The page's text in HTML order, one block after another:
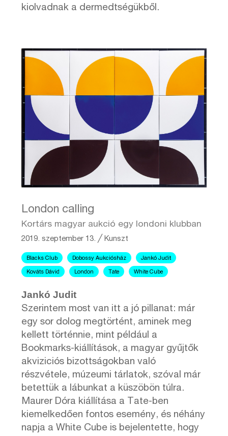
kiolvadnak a dermedtségükből.
London calling
Kortárs magyar aukció egy londoni klubban
2019. szeptember 13. ╱Kunszt
Blacks Club Dobossy Aukciósház Jankó Judit
Kováts Dávid London Tate White Cube
Jankó Judit
Szerintem most van itt a jó pillanat: már
egy sor dolog megtörtént, aminek meg
kellett történnie, mint például a
Bookmarks-kiállítások, a magyar gyűjtők
akviziciós bizottságokban való
részvétele, múzeumi tárlatok, szóval már
betettük a lábunkat a küszöbön túlra.
Maurer Dóra kiállítása a Tate-ben
kiemelkedően fontos esemény, és néhány
napja a White Cube is bejelentette, hogy